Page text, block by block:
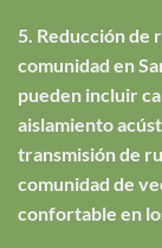
5. Reducción de
comunidad en
pueden incluir
aislamiento
transmisión de
comunidad de
confortable en